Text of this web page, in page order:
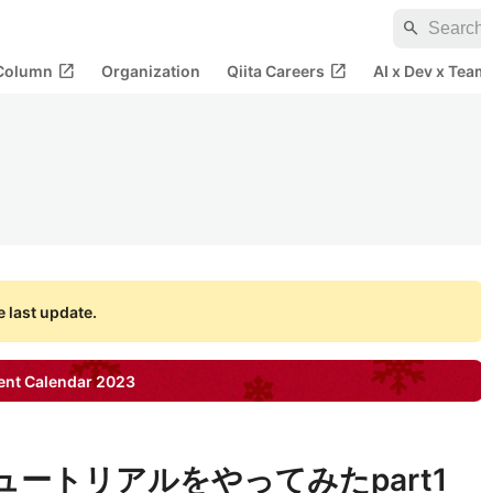
search
open_in_new Organization Qiita Careers open_in_new AI x Dev x
last update.
Calendar 2023
ートリアルをやってみたpart1